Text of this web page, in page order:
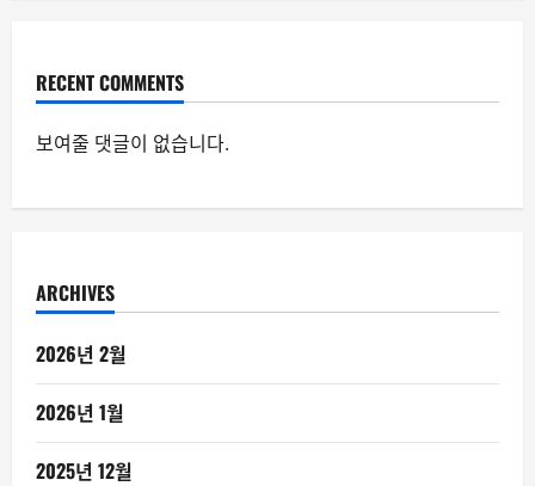
RECENT COMMENTS
보여줄 댓글이 없습니다.
ARCHIVES
2026년 2월
2026년 1월
2025년 12월